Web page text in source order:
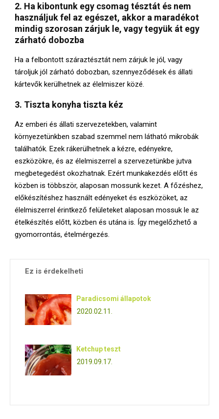
2. Ha kibontunk egy csomag tésztát és nem
használjuk fel az egészet, akkor a maradékot
mindig szorosan zárjuk le, vagy tegyük át egy
zárható dobozba
Ha a felbontott száraztésztát nem zárjuk le jól, vagy
tároljuk jól zárható dobozban, szennyeződések és állati
kártevők kerülhetnek az élelmiszer közé.
3. Tiszta konyha tiszta kéz
Az emberi és állati szervezetekben, valamint
környezetünkben szabad szemmel nem látható mikrobák
találhatók. Ezek rákerülhetnek a kézre, edényekre,
eszközökre, és az élelmiszerrel a szervezetünkbe jutva
megbetegedést okozhatnak. Ezért munkakezdés előtt és
közben is többször, alaposan mossunk kezet. A főzéshez,
előkészítéshez használt edényeket és eszközöket, az
élelmiszerrel érintkező felületeket alaposan mossuk le az
ételkészítés előtt, közben és utána is. Így megelőzhető a
gyomorrontás, ételmérgezés.
Ez is érdekelheti
Paradicsomi állapotok
2020.02.11.
Ketchup teszt
2019.09.17.